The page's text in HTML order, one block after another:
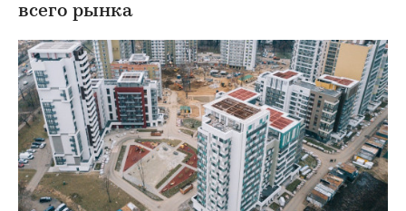
всего рынка